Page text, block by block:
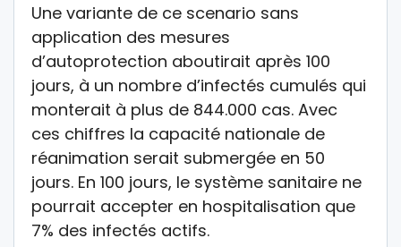
Une variante de ce scenario sans
application des mesures
d’autoprotection aboutirait après 100
jours, à un nombre d’infectés cumulés qui
monterait à plus de 844.000 cas. Avec
ces chiffres la capacité nationale de
réanimation serait submergée en 50
jours. En 100 jours, le système sanitaire ne
pourrait accepter en hospitalisation que
7% des infectés actifs.